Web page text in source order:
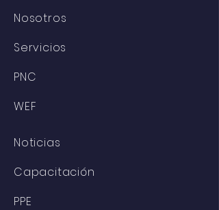
Nosotros
Servicios
PNC
WEF
Noticias
Capacitación
PPE